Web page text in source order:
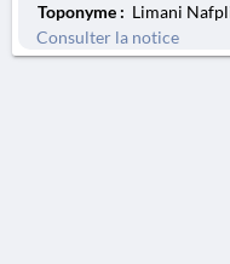
Toponyme : Limani
Consulter la notice